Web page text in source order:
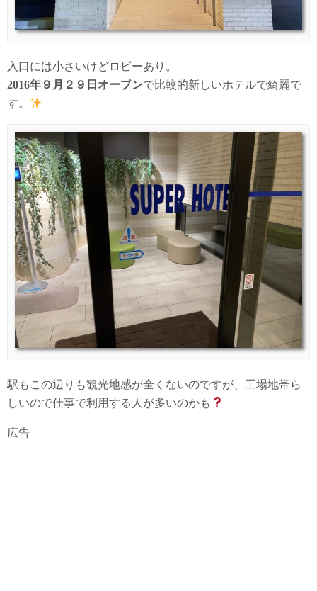
入口には小さいけどロビーあり。
2016年９月２９日オープンで比較的新しいホテルで綺麗で
す。
駅もこの辺りも観光地感が全くないのですが、工場地帯ら
しいので仕事で利用する人が多いのかも
広告